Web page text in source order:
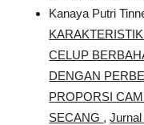
Kanaya Putri
CELUP
DENGAN
PROPORSI
SECANG ,Jurnal